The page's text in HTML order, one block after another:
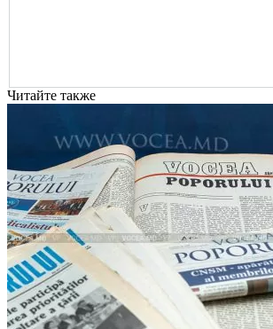
Читайте также